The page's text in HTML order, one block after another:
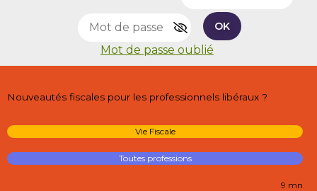
OK
Mot de passe oublié
Nouveautés fiscales pour les professionnels libéraux ?
Vie Fiscale
Toutes professions
9 mn